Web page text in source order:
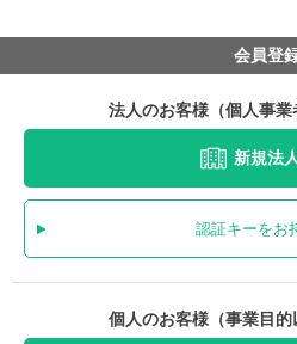
会員登
法人のお客様（個人事業
新規法
認証キーをお
個人のお客様（事業目的